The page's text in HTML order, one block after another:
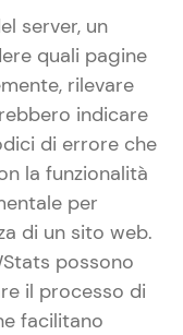
server, un
quali pagine
rilevare
indicare
di errore che
la funzionalità
per
di un sito web.
possono
il processo di
facilitano